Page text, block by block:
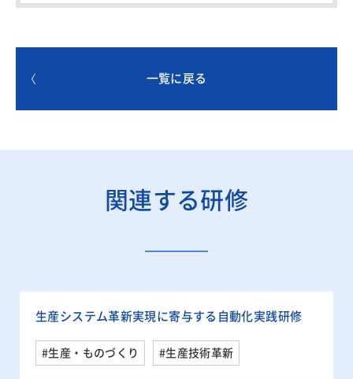
一覧に戻る
関連する研修
生産システム革新実現に寄与する自動化実践研修
#生産・ものづくり #生産技術革新